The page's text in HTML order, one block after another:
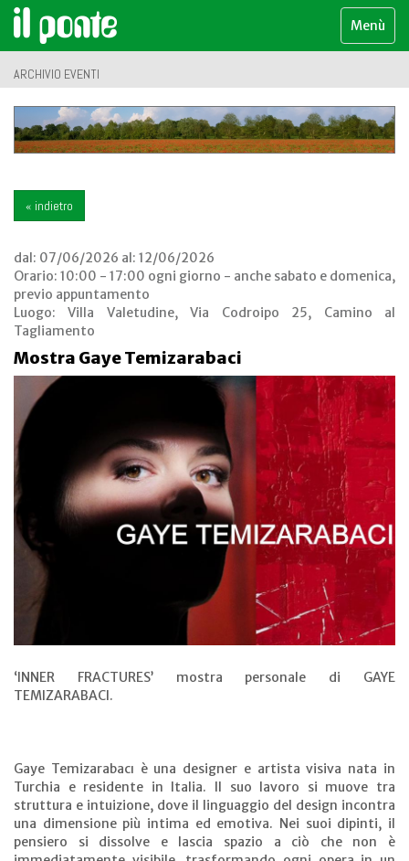
Menù
ARCHIVIO EVENTI
« indietro
dal: 07/06/2026 al: 12/06/2026
Orario: 10:00 - 17:00 ogni giorno - anche sabato e domenica,
previo appuntamento
Luogo:Villa Valetudine, Via Codroipo 25, Camino al
Tagliamento
Mostra Gaye Temizarabaci
‘INNER FRACTURES’ mostra personale di GAYE
TEMIZARABACI.
Gaye Temizarabacı è una designer e artista visiva nata in
Turchia e residente in Italia. Il suo lavoro si muove tra
struttura e intuizione, dove il linguaggio del design incontra
una dimensione più intima ed emotiva. Nei suoi dipinti, il
pensiero si dissolve e lascia spazio a ciò che non è